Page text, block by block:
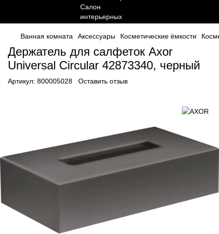
Ванная комната Аксессуары Косметические ёмкости
Держатель для салфеток Axor
Universal Circular 42873340, черный
Артикул: 800005028 Оставить отзыв